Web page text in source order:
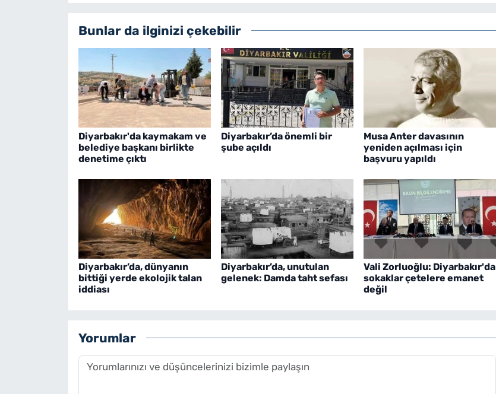
Bunlar da ilginizi çekebilir
Diyarbakır'da kaymakam ve
belediye başkanı birlikte
denetime çıktı
Diyarbakır’da önemli bir
şube açıldı
Musa Anter davasının
yeniden açılması için
başvuru yapıldı
Diyarbakır’da, dünyanın
bittiği yerde ekolojik talan
iddiası
Diyarbakır’da, unutulan
gelenek: Damda taht sefası
Vali Zorluoğlu: Diyarbakır'da
sokaklar çetelere emanet
değil
Yorumlar